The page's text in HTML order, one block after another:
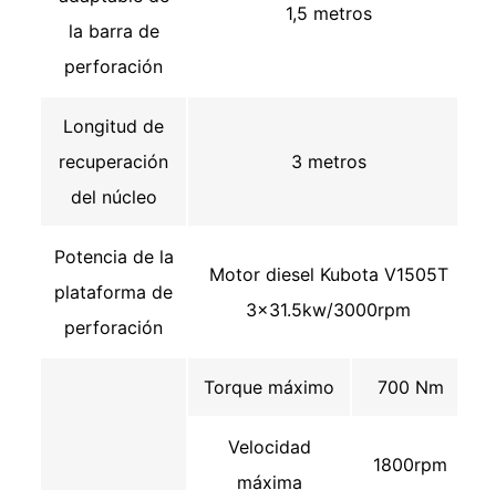
la barra de
perforación
1,5 metros
Longitud de
recuperación
del núcleo
3 metros
Potencia de la
plataforma de
perforación
Motor diesel Kubota V1505T
3×31.5kw/3000rpm
Torque máximo 700 Nm
Velocidad
máxima
1800rpm